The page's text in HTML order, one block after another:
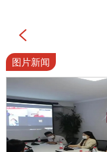

图片新闻